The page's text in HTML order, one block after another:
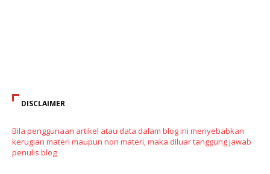
DISCLAIMER
Bila penggunaan artikel atau data dalam blog ini menyebabkan
kerugian materi maupun non materi, maka diluar tanggung jawab
penulis blog